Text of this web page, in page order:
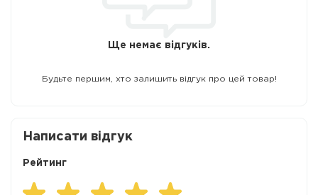
Ще немає відгуків.
Будьте першим, хто залишить відгук про цей товар!
Написати відгук
Рейтинг